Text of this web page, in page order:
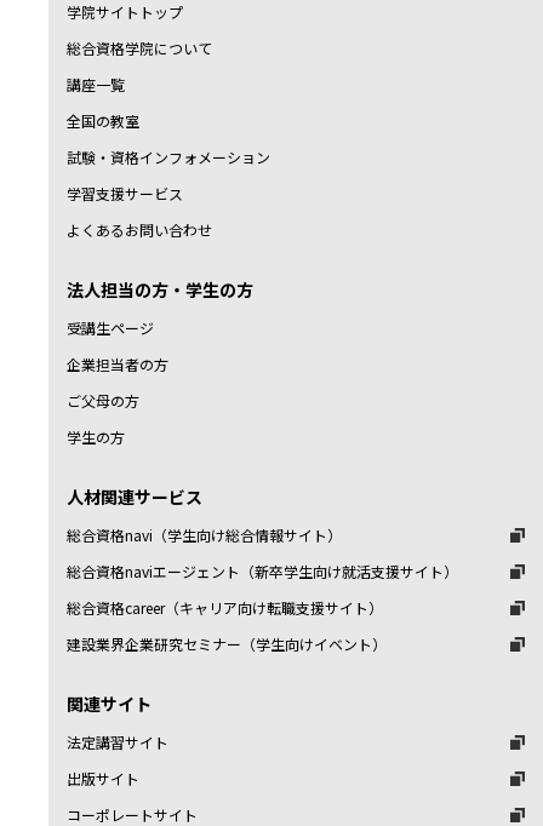
学院サイトトップ
総合資格学院について
講座一覧
全国の教室
試験・資格インフォメーション
学習支援サービス
よくあるお問い合わせ
法人担当の方・学生の方
受講生ページ
企業担当者の方
ご父母の方
学生の方
人材関連サービス
総合資格navi（学生向け総合情報サイト）
総合資格naviエージェント（新卒学生向け就活支援サイト）
総合資格career（キャリア向け転職支援サイト）
建設業界企業研究セミナー（学生向けイベント）
関連サイト
法定講習サイト
出版サイト
コーポレートサイト